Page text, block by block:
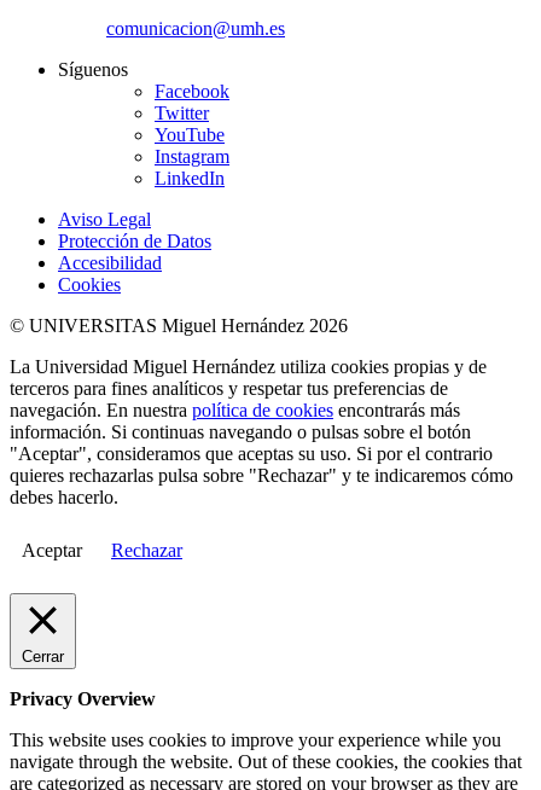
comunicacion@umh.es
Síguenos
Facebook
Twitter
YouTube
Instagram
LinkedIn
Aviso Legal
Protección de Datos
Accesibilidad
Cookies
© UNIVERSITAS Miguel Hernández 2026
La Universidad Miguel Hernández utiliza cookies propias y de
terceros para fines analíticos y respetar tus preferencias de
navegación. En nuestra política de cookies encontrarás más
información. Si continuas navegando o pulsas sobre el botón
"Aceptar", consideramos que aceptas su uso. Si por el contrario
quieres rechazarlas pulsa sobre "Rechazar" y te indicaremos cómo
debes hacerlo.
Aceptar Rechazar
Cerrar
Privacy Overview
This website uses cookies to improve your experience while you
navigate through the website. Out of these cookies, the cookies that
are categorized as necessary are stored on your browser as they are